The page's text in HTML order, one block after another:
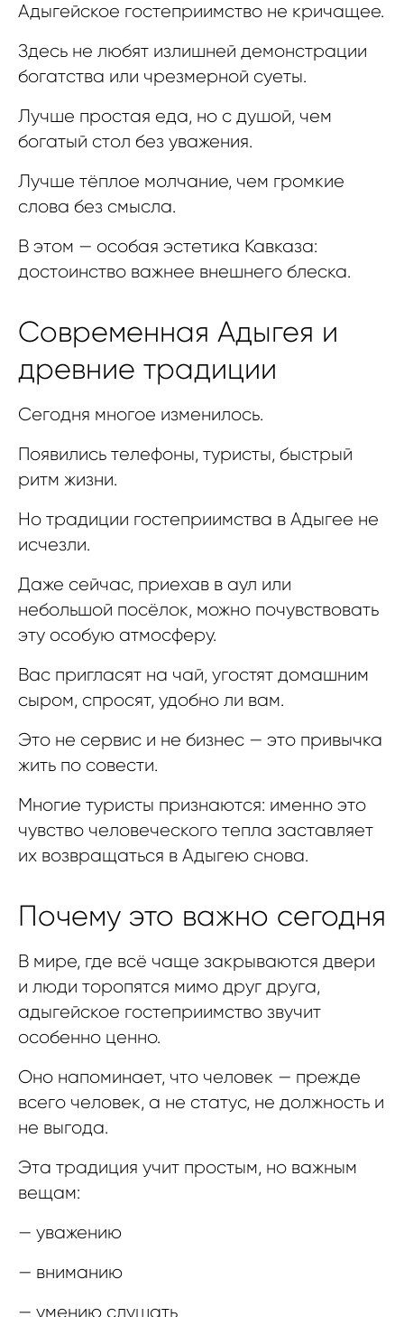
Адыгейское гостеприимство не кричащее.
Здесь не любят излишней демонстрации
богатства или чрезмерной суеты.
Лучше простая еда, но с душой, чем
богатый стол без уважения.
Лучше тёплое молчание, чем громкие
слова без смысла.
В этом — особая эстетика Кавказа:
достоинство важнее внешнего блеска.
Современная Адыгея и
древние традиции
Сегодня многое изменилось.
Появились телефоны, туристы, быстрый
ритм жизни.
Но традиции гостеприимства в Адыгее не
исчезли.
Даже сейчас, приехав в аул или
небольшой посёлок, можно почувствовать
эту особую атмосферу.
Вас пригласят на чай, угостят домашним
сыром, спросят, удобно ли вам.
Это не сервис и не бизнес — это привычка
жить по совести.
Многие туристы признаются: именно это
чувство человеческого тепла заставляет
их возвращаться в Адыгею снова.
Почему это важно сегодня
В мире, где всё чаще закрываются двери
и люди торопятся мимо друг друга,
адыгейское гостеприимство звучит
особенно ценно.
Оно напоминает, что человек — прежде
всего человек, а не статус, не должность и
не выгода.
Эта традиция учит простым, но важным
вещам:
— уважению
— вниманию
— умению слушать